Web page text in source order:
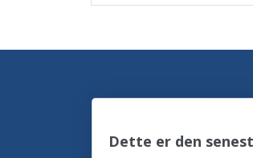
Dette er den